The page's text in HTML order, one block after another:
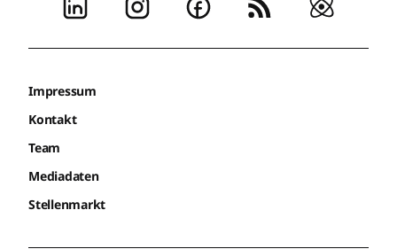
Impressum
Kontakt
Team
Mediadaten
Stellenmarkt